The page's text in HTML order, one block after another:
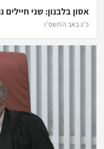
אסון בלבנון: שני חיילים
כ״ג באב ה׳תשפ״ו